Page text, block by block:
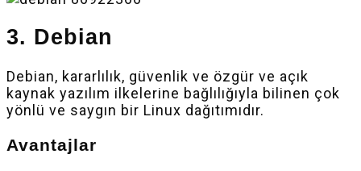
3. Debian
Debian, kararlılık, güvenlik ve özgür ve açık
kaynak yazılım ilkelerine bağlılığıyla bilinen çok
yönlü ve saygın bir Linux dağıtımıdır.
Avantajlar